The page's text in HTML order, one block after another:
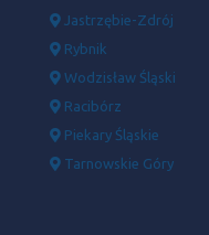
Jastrzębie-Zdrój
Rybnik
Wodzisław Śląski
Racibórz
Piekary Śląskie
Tarnowskie Góry